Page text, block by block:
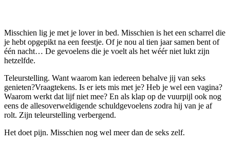
Misschien lig je met je lover in bed. Misschien is het een scharrel die
je hebt opgepikt na een feestje. Of je nou al tien jaar samen bent of
één nacht… De gevoelens die je voelt als het wéér niet lukt zijn
hetzelfde.
Teleurstelling. Want waarom kan iedereen behalve jij van seks
genieten?Vraagtekens. Is er iets mis met je? Heb je wel een vagina?
Waarom werkt dat lijf niet mee? En als klap op de vuurpijl ook nog
eens de allesoverweldigende schuldgevoelens zodra hij van je af
rolt. Zijn teleurstelling verbergend.
Het doet pijn. Misschien nog wel meer dan de seks zelf.